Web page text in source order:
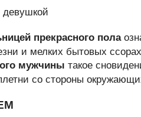
прекрасного пола
и мелких бытовых
мужчины такое
со стороны